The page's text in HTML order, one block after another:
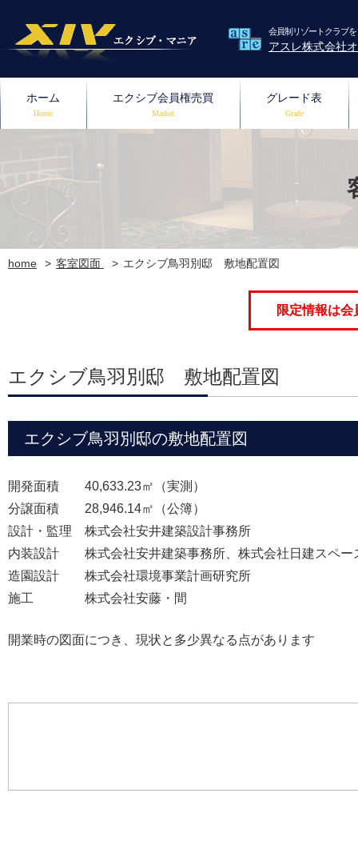
会員制リゾートクラブ
アスレ株式会社
ホーム
Home
エクシブ会員権売買
Market
グレード表
Grade
home 客室図面 エクシブ鳥羽別邸 敷地配置図
限定情報は
エクシブ鳥羽別邸 敷地配置図
エクシブ鳥羽別邸の敷地配置図
開発面積 40,633.23㎡（実測）
分譲面積 28,946.14㎡（公簿）
設計・監理 株式会社安井建築設計事務所
内装設計 株式会社安井建築事務所、株式会社日建スペー
造園設計 株式会社環境事業計画研究所
施工 株式会社安藤・間
開業時の図面につき、現状と多少異なる点があります